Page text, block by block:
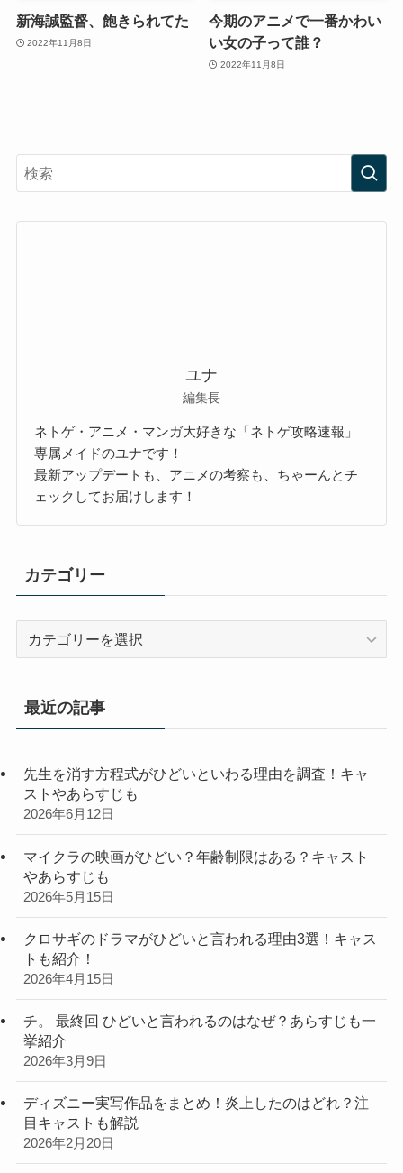
新海誠監督、飽きられてた
2022年11月8日
今期のアニメで一番かわい
い女の子って誰？
2022年11月8日
ユナ
編集長
ネトゲ・アニメ・マンガ大好きな「ネトゲ攻略速報」
専属メイドのユナです！
最新アップデートも、アニメの考察も、ちゃーんとチ
ェックしてお届けします！
カテゴリー
リ
最近の記事
先生を消す方程式がひどいといわる理由を調査！キャ
ストやあらすじも
2026年6月12日
マイクラの映画がひどい？年齢制限はある？キャスト
やあらすじも
2026年5月15日
クロサギのドラマがひどいと言われる理由3選！キャス
トも紹介！
2026年4月15日
チ。 最終回 ひどいと言われるのはなぜ？あらすじも一
挙紹介
2026年3月9日
ディズニー実写作品をまとめ！炎上したのはどれ？注
目キャストも解説
2026年2月20日